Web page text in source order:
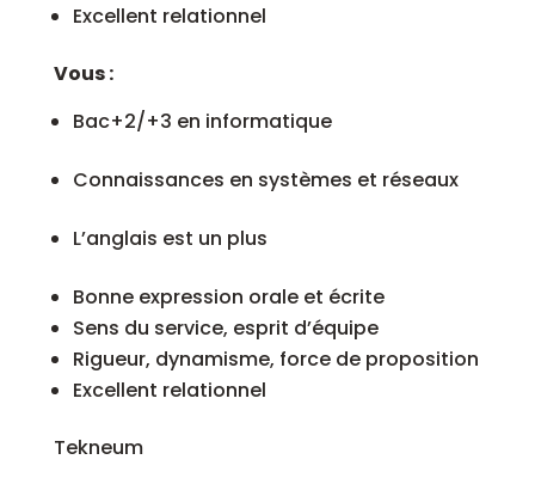
Excellent relationnel
Vous :
Bac+2/+3 en informatique
Connaissances en systèmes et réseaux
L’anglais est un plus
Bonne expression orale et écrite
Sens du service, esprit d’équipe
Rigueur, dynamisme, force de proposition
Excellent relationnel
Tekneum